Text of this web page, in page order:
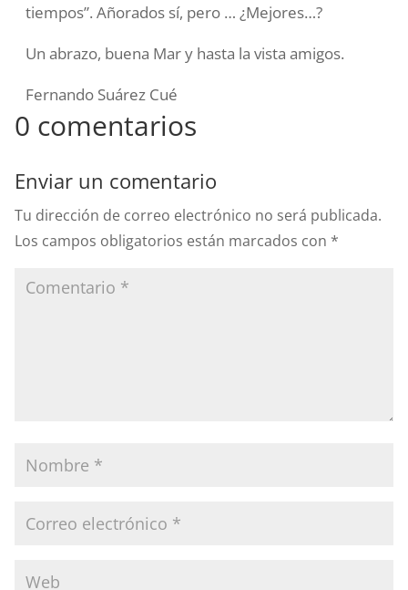
tiempos”. Añorados sí, pero … ¿Mejores…?
Un abrazo, buena Mar y hasta la vista amigos.
Fernando Suárez Cué
0 comentarios
Enviar un comentario
Tu dirección de correo electrónico no será publicada.
Los campos obligatorios están marcados con *